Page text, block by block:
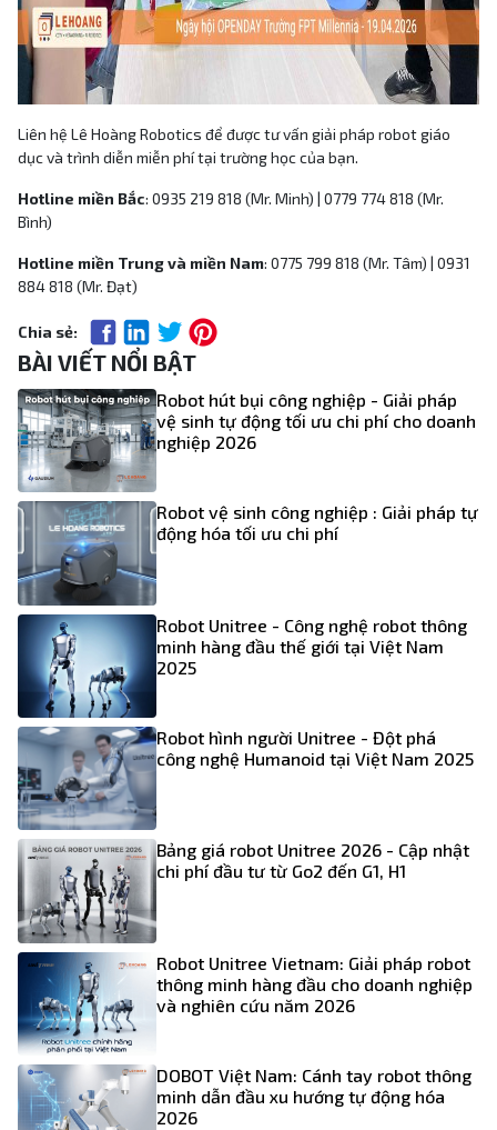
Liên hệ Lê Hoàng Robotics để được tư vấn giải pháp robot giáo
dục và trình diễn miễn phí tại trường học của bạn.
Hotline miền Bắc: 0935 219 818 (Mr. Minh) | 0779 774 818 (Mr.
Bình)
Hotline miền Trung và miền Nam: 0775 799 818 (Mr. Tâm) | 0931
884 818 (Mr. Đạt)
Chia sẻ:
BÀI VIẾT NỔI BẬT
Robot hút bụi công nghiệp - Giải pháp
vệ sinh tự động tối ưu chi phí cho doanh
nghiệp 2026
Robot vệ sinh công nghiệp : Giải pháp tự
động hóa tối ưu chi phí
Robot Unitree - Công nghệ robot thông
minh hàng đầu thế giới tại Việt Nam
2025
Robot hình người Unitree - Đột phá
công nghệ Humanoid tại Việt Nam 2025
Bảng giá robot Unitree 2026 - Cập nhật
chi phí đầu tư từ Go2 đến G1, H1
Robot Unitree Vietnam: Giải pháp robot
thông minh hàng đầu cho doanh nghiệp
và nghiên cứu năm 2026
DOBOT Việt Nam: Cánh tay robot thông
minh dẫn đầu xu hướng tự động hóa
2026